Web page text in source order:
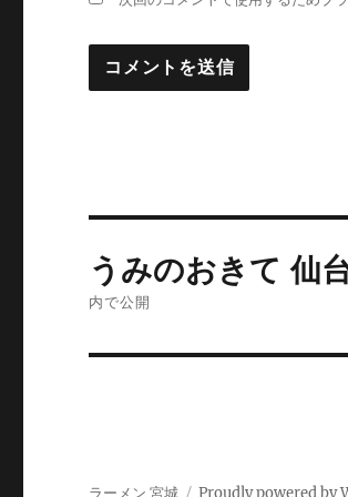
稿
うみのおきて 仙
内で公開
ラーメン 宮城 Proudly powered by